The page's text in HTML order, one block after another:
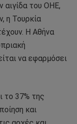
αιγίδα του ΟΗΕ,
η Τουρκία
Η Αθήνα
να εφαρμόσει
το 37% της
και